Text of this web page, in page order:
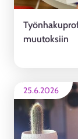
muutoksiin
25.6.2026